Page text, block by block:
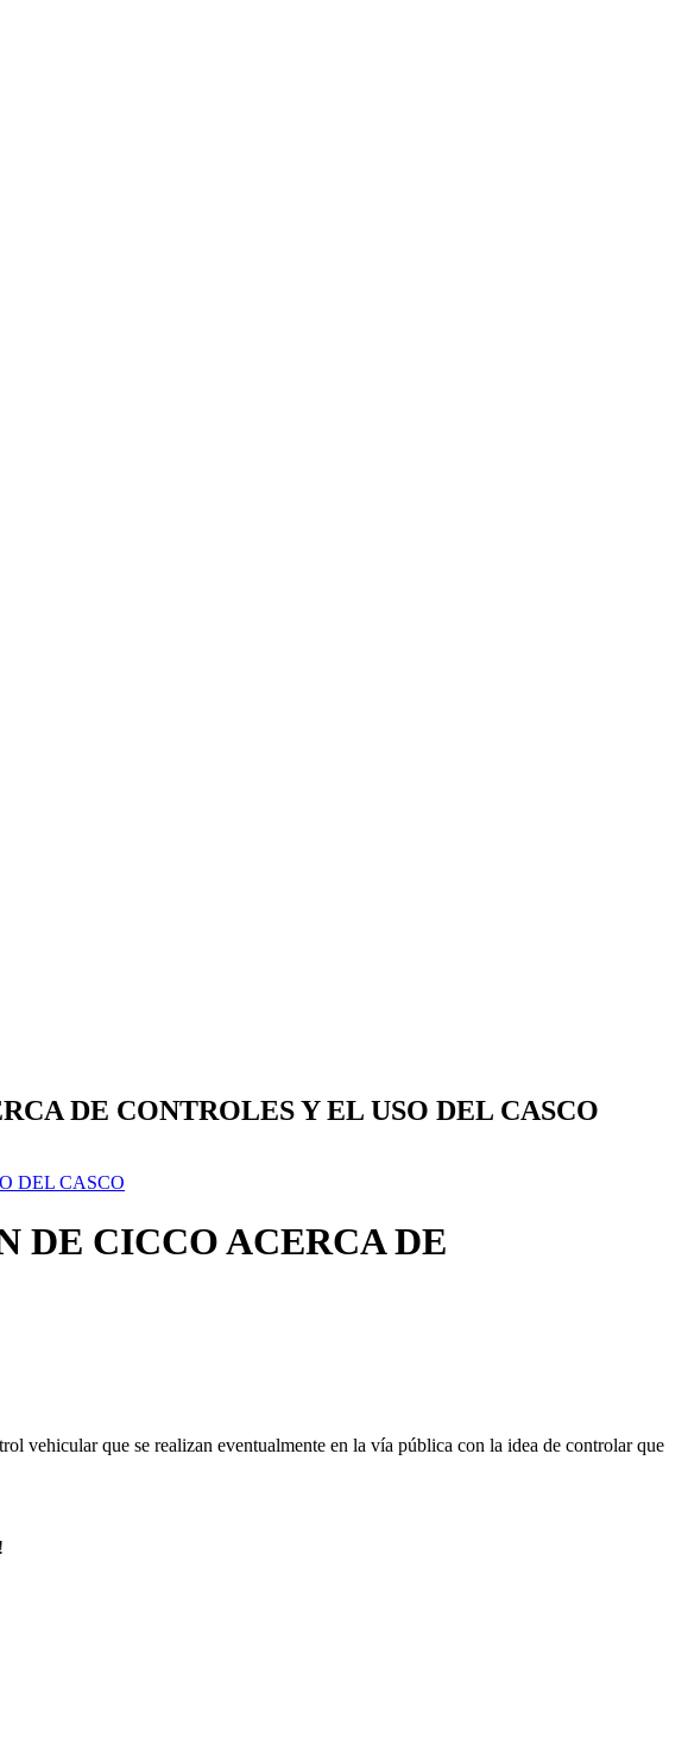
DE CONTROLES Y EL USO DEL CASCO
DEL CASCO
DE CICCO ACERCA DE
vehicular que se realizan eventualmente en la vía pública con la idea de controlar que